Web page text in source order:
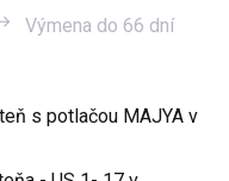
s potlačou MAJYA v
Výmena do 66 dní